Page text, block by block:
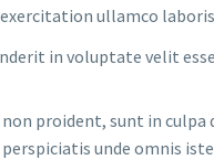
ullamco
in voluptate velit esse
proident, sunt in culpa
unde omnis